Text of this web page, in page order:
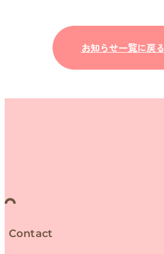
お知らせ一覧に戻る
Contact